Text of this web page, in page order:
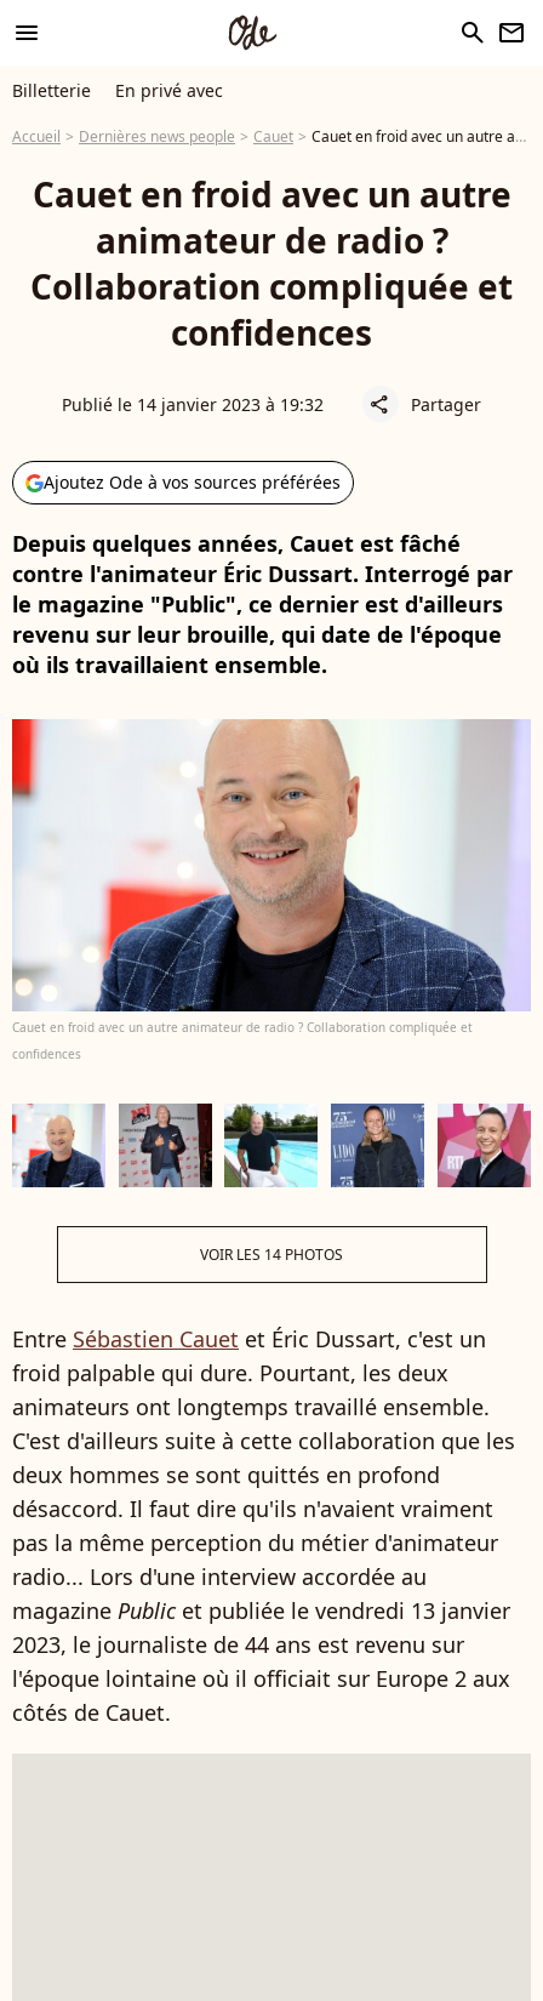
menu search newsletter
Billetterie En privé avec
Accueil Dernières news people Cauet Cauet en froid avec un autre animateur de radio ? Collaboration compliquée et confidences
Cauet en froid avec un autre
animateur de radio ?
Collaboration compliquée et
confidences
Publié le 14 janvier 2023 à 19:32 share Partager
Ajoutez Ode à vos sources préférées
Depuis quelques années, Cauet est fâché
contre l'animateur Éric Dussart. Interrogé par
le magazine "Public", ce dernier est d'ailleurs
revenu sur leur brouille, qui date de l'époque
où ils travaillaient ensemble.
Cauet en froid avec un autre animateur de radio ? Collaboration compliquée et
confidences
VOIR LES 14 PHOTOS
Entre Sébastien Cauet et Éric Dussart, c'est un
froid palpable qui dure. Pourtant, les deux
animateurs ont longtemps travaillé ensemble.
C'est d'ailleurs suite à cette collaboration que les
deux hommes se sont quittés en profond
désaccord. Il faut dire qu'ils n'avaient vraiment
pas la même perception du métier d'animateur
radio... Lors d'une interview accordée au
magazine Publicet publiée le vendredi 13 janvier
2023, le journaliste de 44 ans est revenu sur
l'époque lointaine où il officiait sur Europe 2 aux
côtés de Cauet.